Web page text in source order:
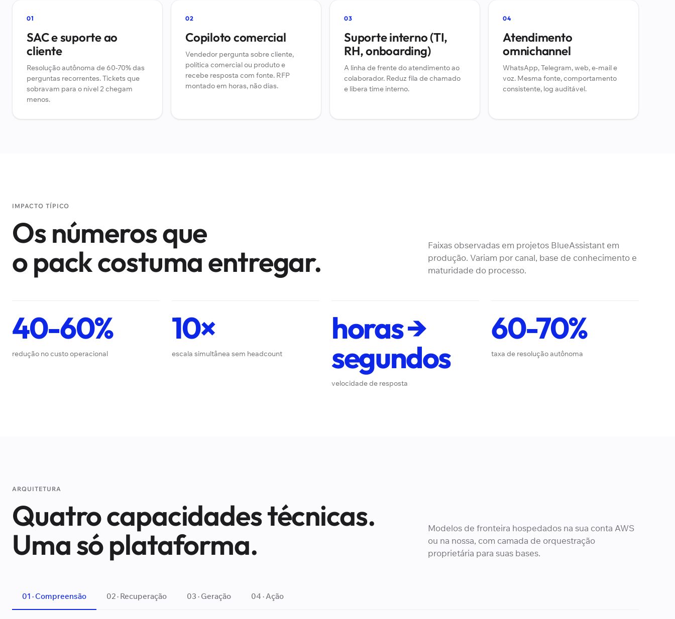
01
SAC e suporte ao
cliente
Resolução autônoma de 60-70% das
perguntas recorrentes. Tickets que
sobravam para o nível 2 chegam
menos.
02
Copiloto comercial
Vendedor pergunta sobre cliente,
política comercial ou produto e
recebe resposta com fonte. RFP
montado em horas, não dias.
03
Suporte interno (TI,
RH, onboarding)
A linha de frente do atendimento ao
colaborador. Reduz fila de chamado
e libera time interno.
04
Atendimento
omnichannel
WhatsApp, Telegram, web, e-mail e
voz. Mesma fonte, comportamento
consistente, log auditável.
IMPACTO TÍPICO
Os números que
o pack costuma entregar.
Faixas observadas em projetos BlueAssistant em
produção. Variam por canal, base de conhecimento e
maturidade do processo.
40-60%
redução no custo operacional
10×
escala simultânea sem headcount
horas →
segundos
velocidade de resposta
60-70%
taxa de resolução autônoma
ARQUITETURA
Quatro capacidades técnicas.
Uma só plataforma.
Modelos de fronteira hospedados na sua conta AWS
ou na nossa, com camada de orquestração
proprietária para suas bases.
01 · Compreensão 02 · Recuperação 03 · Geração 04 · Ação